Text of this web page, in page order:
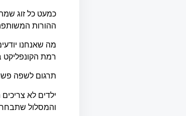
כמעט כל זוג
ההורות
מה שאנחנו
רמת הקונפליקט
תרגום לשפה
ילדים לא
והמסלול